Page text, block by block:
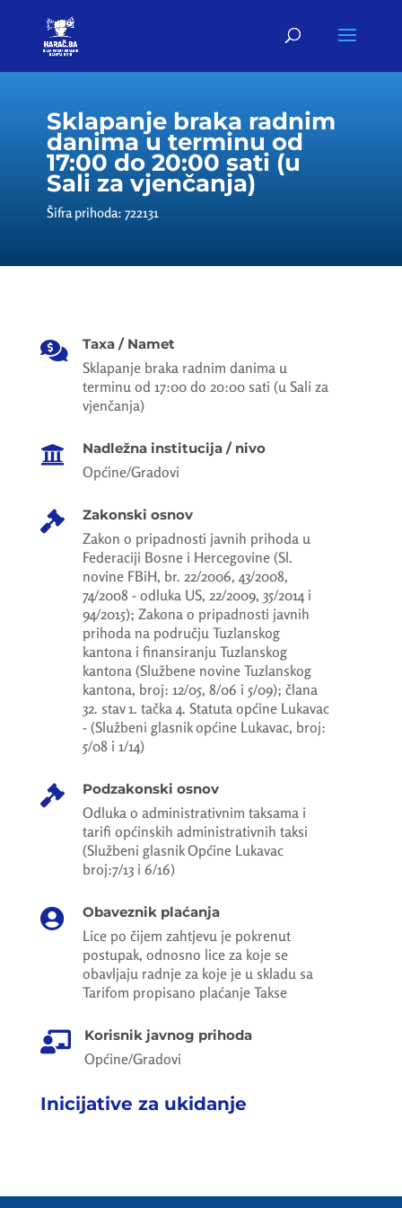
Sklapanje braka radnim
danima u terminu od
17:00 do 20:00 sati (u
Sali za vjenčanja)
Šifra prihoda: 722131
 Taxa / Namet
Sklapanje braka radnim danima u
terminu od 17:00 do 20:00 sati (u Sali za
vjenčanja)
 Nadležna institucija / nivo
Općine/Gradovi
 Zakonski osnov
Zakon o pripadnosti javnih prihoda u
Federaciji Bosne i Hercegovine (Sl.
novine FBiH, br. 22/2006, 43/2008,
74/2008 - odluka US, 22/2009, 35/2014 i
94/2015); Zakona o pripadnosti javnih
prihoda na području Tuzlanskog
kantona i finansiranju Tuzlanskog
kantona (Službene novine Tuzlanskog
kantona, broj: 12/05, 8/06 i 5/09); člana
32. stav 1. tačka 4. Statuta općine Lukavac
- (Službeni glasnik općine Lukavac, broj:
5/08 i 1/14)
 Podzakonski osnov
Odluka o administrativnim taksama i
tarifi općinskih administrativnih taksi
(Službeni glasnik Općine Lukavac
broj:7/13 i 6/16)
 Obaveznik plaćanja
Lice po čijem zahtjevu je pokrenut
postupak, odnosno lice za koje se
obavljaju radnje za koje je u skladu sa
Tarifom propisano plaćanje Takse
 Korisnik javnog prihoda
Općine/Gradovi
Inicijative za ukidanje